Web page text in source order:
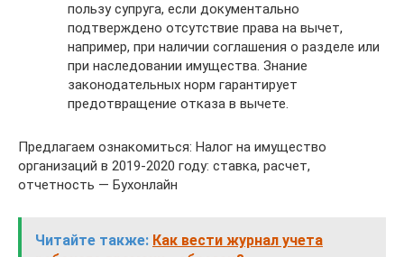
пользу супруга, если документально
подтверждено отсутствие права на вычет,
например, при наличии соглашения о разделе или
при наследовании имущества. Знание
законодательных норм гарантирует
предотвращение отказа в вычете.
Предлагаем ознакомиться: Налог на имущество
организаций в 2019-2020 году: ставка, расчет,
отчетность — Бухонлайн
Читайте также: Как вести журнал учета